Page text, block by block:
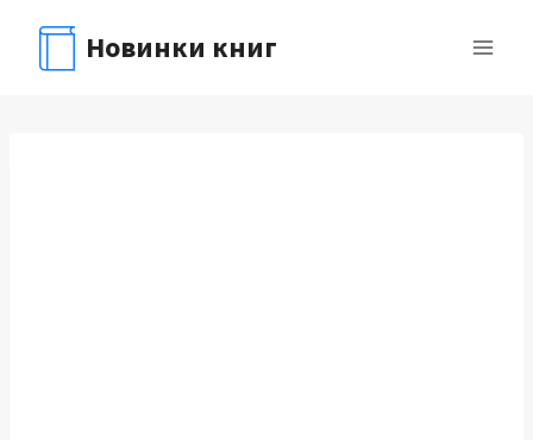
содержимому
Новинки книг